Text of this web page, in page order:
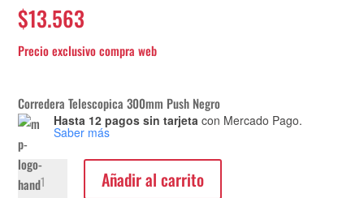
$13.563
Corredera Telescopica 300mm Push Negro
Hasta 12 pagos sin tarjeta con Mercado Pago.
Saber más
Corredera
Telescopica
Añadir al carrito